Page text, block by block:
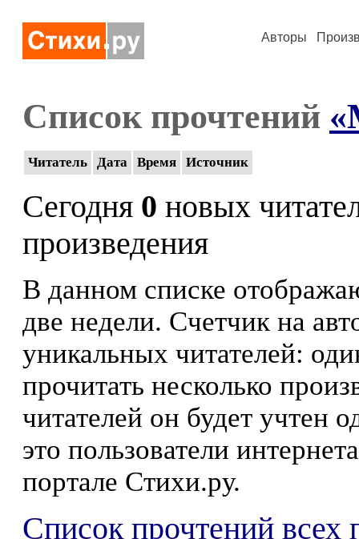
Авторы
Список прочтений
Читатель Дата Время Источник
Сегодня 0 новых
произведения
В данном списке
две недели. Счетчик на
уникальных читателей:
прочитать несколько
читателей он будет учтен
это пользователи
портале Стихи.ру.
Список прочтений всех